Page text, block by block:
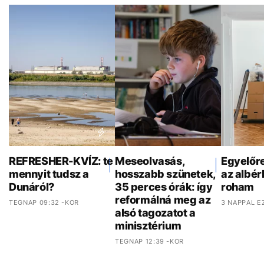
REFRESHER-KVÍZ: te
mennyit tudsz a
Dunáról?
TEGNAP 09:32 -KOR
Meseolvasás,
hosszabb szünetek,
35 perces órák: így
reformálná meg az
alsó tagozatot a
minisztérium
TEGNAP 12:39 -KOR
az
roham
3 NAPPAL